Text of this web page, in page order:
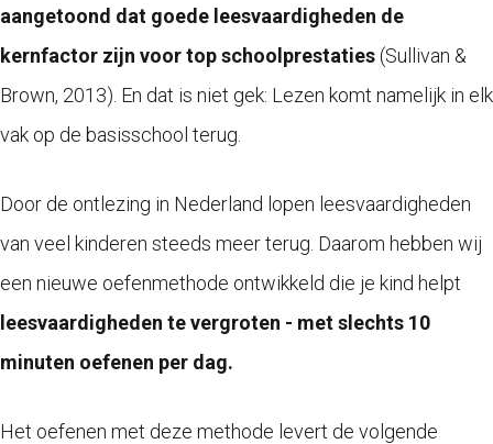
aangetoond dat goede leesvaardigheden de
kernfactor zijn voor top schoolprestaties (Sullivan &
Brown, 2013). En dat is niet gek: Lezen komt namelijk in elk
vak op de basisschool terug.
Door de ontlezing in Nederland lopen leesvaardigheden
van veel kinderen steeds meer terug. Daarom hebben wij
een nieuwe oefenmethode ontwikkeld die je kind helpt
leesvaardigheden te vergroten - met slechts 10
minuten oefenen per dag.
Het oefenen met deze methode levert de volgende